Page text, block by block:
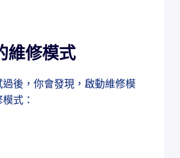
維修模式
後，你會發現，啟動維修模
式：